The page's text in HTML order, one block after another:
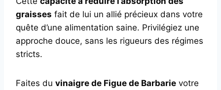
graisses fait de lui un allié précieux dans votre
quête d’une alimentation saine. Privilégiez une
approche douce, sans les rigueurs des régimes
stricts.
Faites du vinaigre de Figue de Barbarie votre